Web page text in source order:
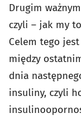
Drugim
czyli – jak my
Celem tego
między
dnia
insuliny, czyli